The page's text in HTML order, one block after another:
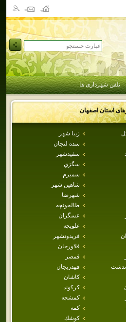
تلفن شهرداری ها
استاناصفهان
زيبا شهر
سده لنجان
سفيدشهر
سگزي
سميرم
شاهين شهر
شهرضا
طالخونچه
عسگران
علويجه
فريدونشهر
فلاورجان
قمصر
قهدريجان
كاشان
كركوند
كمشجه
كمه
كوشك